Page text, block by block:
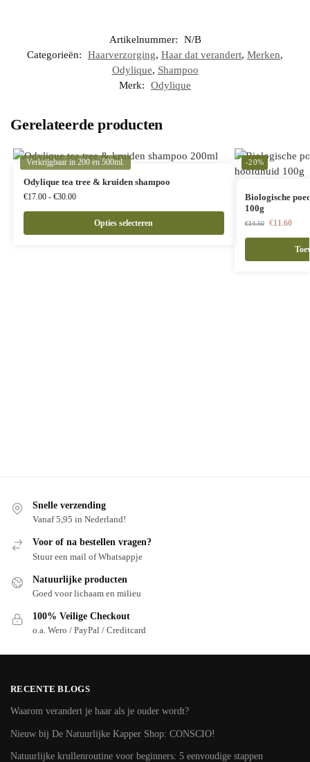
Artikelnummer:
N/B
Categorieën:
Haarverzorging, Haar dat verandert, Merken,
Odylique, Shampoo
Merk:
Odylique
Gerelateerde producten
Verkrijgbaar in 200 en 500ml.
Odylique tea tree & kruiden shampoo
€17.00 - €30.00
Opties selecteren
-20%
Biologische
100g
€14.50 €11.60
Snelle verzending
Vanaf 5,95 in Nederland!
Voor of na bestellen vragen?
Stuur een mail of Whatsappje
Natuurlijke producten
Goed voor lichaam en milieu
100% Veilige Checkout
o.a. Wero / PayPal / Creditcard
RECENTE BLOGS
Waarom verandert je haar als je ouder wordt?
Nieuw bij De Natuurlijke Kapper Shop: CONSCIO!
Natuurlijke krullenroutine voor beginners: 5 eenvoudige stappen